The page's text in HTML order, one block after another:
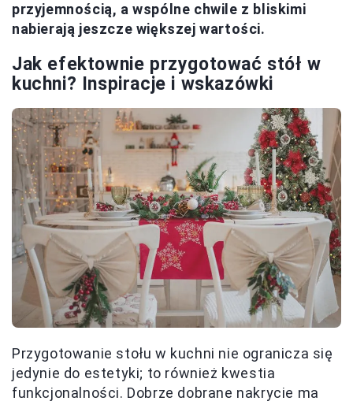
przyjemnością, a wspólne chwile z bliskimi
nabierają jeszcze większej wartości.
Jak efektownie przygotować stół w
kuchni? Inspiracje i wskazówki
Przygotowanie stołu w kuchni nie ogranicza się
jedynie do estetyki; to również kwestia
funkcjonalności. Dobrze dobrane nakrycie ma